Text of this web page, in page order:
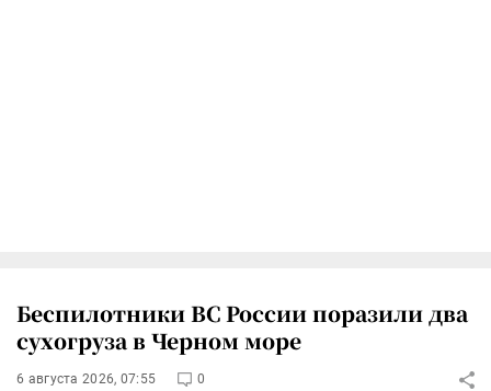
Беспилотники ВС России поразили два
сухогруза в Черном море
6 августа 2026, 07:55 0